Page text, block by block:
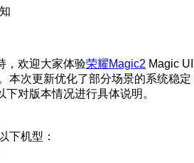
，欢迎大家体验荣耀Magic2 Magic UI
本次更新优化了部分场景的系统稳定
对版本情况进行具体说明。
下机型：